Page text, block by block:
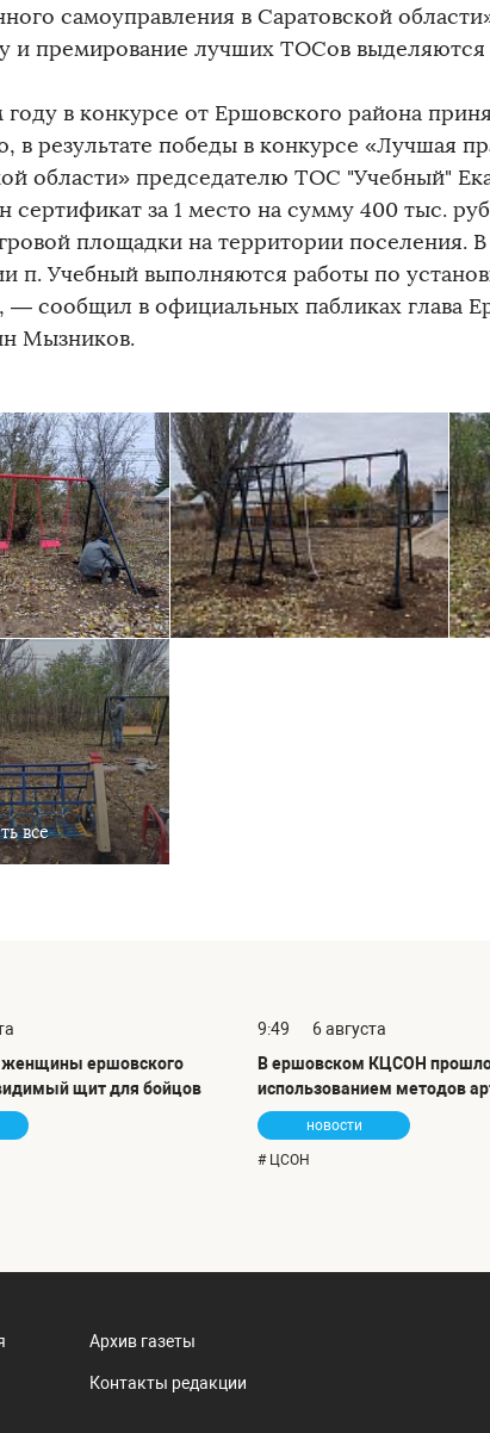
самоуправления в Саратовской
и премирование лучших ТОСов выделяются
в конкурсе от Ершовского района
в результате победы в конкурсе «Лучшая
области» председателю ТОС "Учебный"
сертификат за 1 место на сумму 400 тыс.
площадки на территории поселения.
п. Учебный выполняются работы по
— сообщил в официальных пабликах глава
Мызников.
все
женщины ершовского
щит для бойцов
9:49
6 августа
В ершовском КЦСОН прошло
использованием методов
новости
# ЦСОН
Архив газеты
Контакты редакции